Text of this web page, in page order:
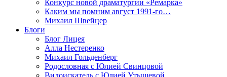
Конкурс новой драматургии «Ремарка»
Каким мы помним август 1991-го…
Михаил Швейцер
Блоги
Блог Лицея
Алла Нестеренко
Михаил Гольденберг
Родословная с Юлией Свинцовой